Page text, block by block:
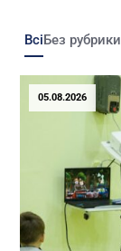
ВсіБез рубрики
05.08.2026